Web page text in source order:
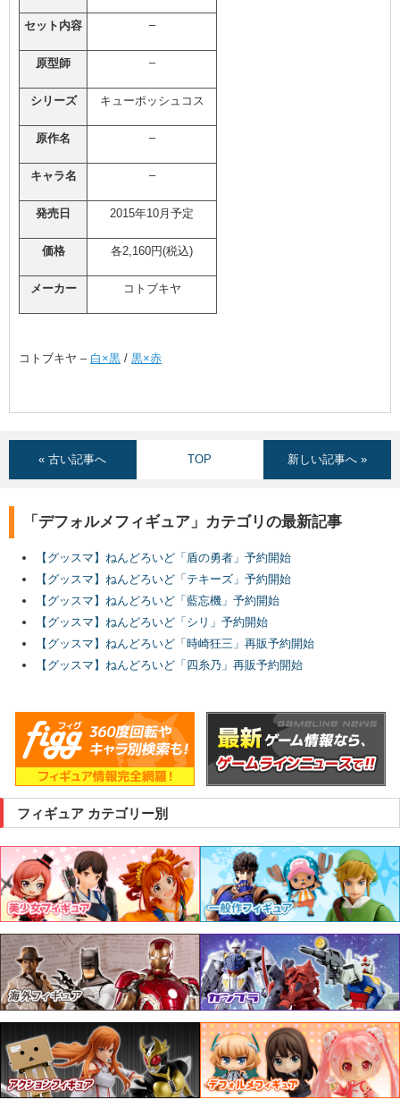
セット内容 –
原型師 –
シリーズ キューポッシュコス
原作名 –
キャラ名 –
発売日 2015年10月予定
価格 各2,160円(税込)
メーカー コトブキヤ
コトブキヤ – 白×黒 / 黒×赤
« 古い記事へ TOP 新しい記事へ »
「デフォルメフィギュア」カテゴリの最新記事
【グッスマ】ねんどろいど「盾の勇者」予約開始
【グッスマ】ねんどろいど「テキーズ」予約開始
【グッスマ】ねんどろいど「藍忘機」予約開始
【グッスマ】ねんどろいど「シリ」予約開始
【グッスマ】ねんどろいど「時崎狂三」再販予約開始
【グッスマ】ねんどろいど「四糸乃」再販予約開始
フィギュア カテゴリー別